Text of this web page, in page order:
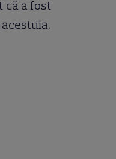
că a fost